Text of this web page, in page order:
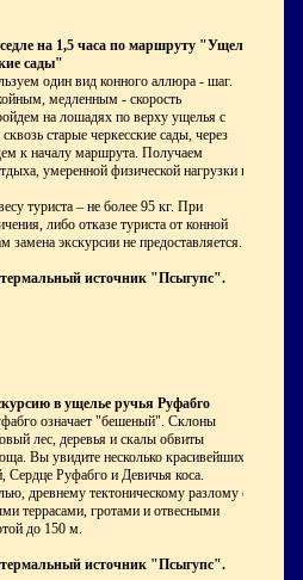
на 1,5 часа по маршруту "Ущелье
сады"
один вид конного аллюра - шаг.
медленным - скорость
на лошадях по верху ущелья с
старые черкесские сады, через
к началу маршрута. Получаем
умеренной физической нагрузки и
туриста – не более 95 кг. При
либо отказе туриста от конной
замена экскурсии не предоставляется.
источник "Псыгупс".
в ущелье ручья Руфабго
означает "бешеный". Склоны
лес, деревья и скалы обвиты
Вы увидите несколько красивейших
Руфабго и Девичья коса.
древнему тектоническому разлому с
террасами, гротами и отвесными
до 150 м.
источник "Псыгупс".